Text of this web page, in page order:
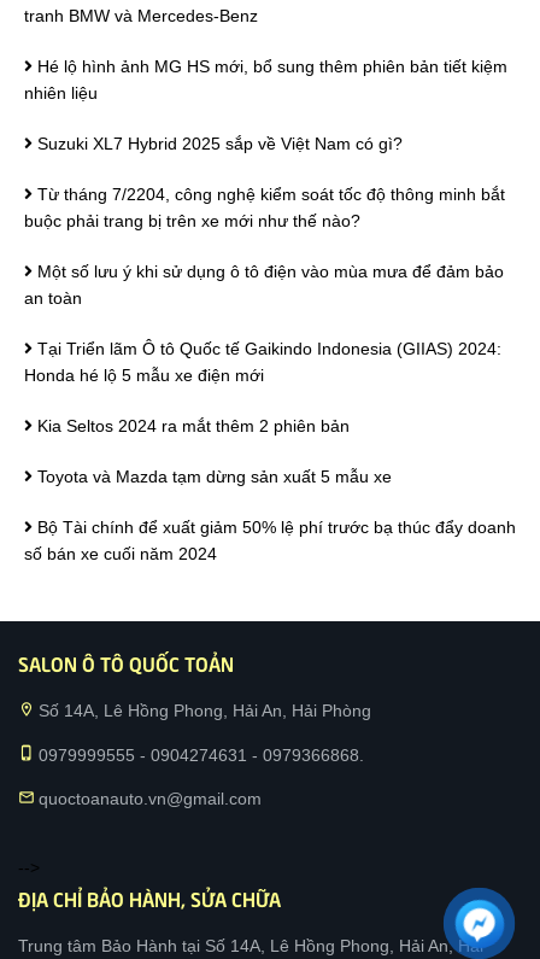
tranh BMW và Mercedes-Benz
Hé lộ hình ảnh MG HS mới, bổ sung thêm phiên bản tiết kiệm
nhiên liệu
Suzuki XL7 Hybrid 2025 sắp về Việt Nam có gì?
Từ tháng 7/2204, công nghệ kiểm soát tốc độ thông minh bắt
buộc phải trang bị trên xe mới như thế nào?
Một số lưu ý khi sử dụng ô tô điện vào mùa mưa để đảm bảo
an toàn
Tại Triển lãm Ô tô Quốc tế Gaikindo Indonesia (GIIAS) 2024:
Honda hé lộ 5 mẫu xe điện mới
Kia Seltos 2024 ra mắt thêm 2 phiên bản
Toyota và Mazda tạm dừng sản xuất 5 mẫu xe
Bộ Tài chính để xuất giảm 50% lệ phí trước bạ thúc đẩy doanh
số bán xe cuối năm 2024
SALON Ô TÔ QUỐC TOẢN
location_on Số 14A, Lê Hồng Phong, Hải An, Hải Phòng
phone_iphone 0979999555 - 0904274631 - 0979366868.
mail quoctoanauto.vn@gmail.com
-->
ĐỊA CHỈ BẢO HÀNH, SỬA CHỮA
Trung tâm Bảo Hành tại Số 14A, Lê Hồng Phong, Hải An, Hải